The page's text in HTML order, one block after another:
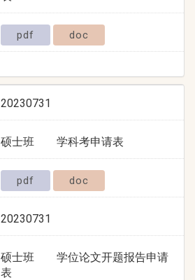
pdf doc
20230731
硕士班 学科考申请表
pdf doc
20230731
硕士班 学位论文开题报告申请
表